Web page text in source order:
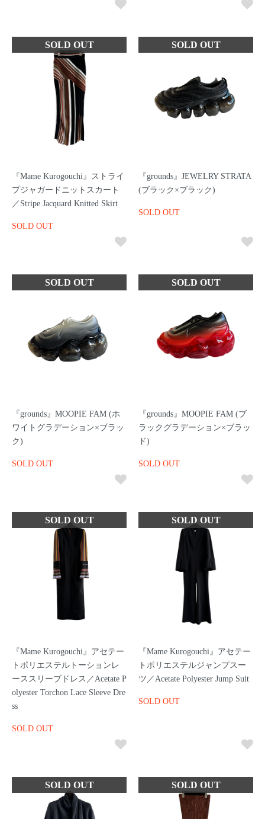
『Mame Kurogouchi』ストライ
プジャガードニットスカート
／Stripe Jacquard Knitted Skirt
SOLD OUT
『grounds』JEWELRY STRATA
(ブラック×ブラック)
SOLD OUT
『grounds』MOOPIE FAM (ホ
ワイトグラデーション×ブラッ
ク)
SOLD OUT
『grounds』MOOPIE FAM (ブ
ラックグラデーション×ブラッ
ド)
SOLD OUT
『Mame Kurogouchi』アセテー
トポリエステルトーションレ
ーススリーブドレス／Acetate P
olyester Torchon Lace Sleeve Dre
ss
SOLD OUT
『Mame Kurogouchi』アセテー
トポリエステルジャンプスー
ツ／Acetate Polyester Jump Suit
SOLD OUT